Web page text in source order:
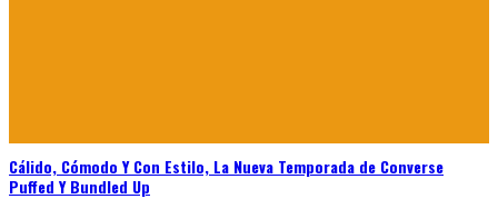
Cálido, Cómodo Y Con Estilo, La Nueva Temporada de Converse
Puffed Y Bundled Up